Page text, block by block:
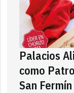
Palacios
como
San